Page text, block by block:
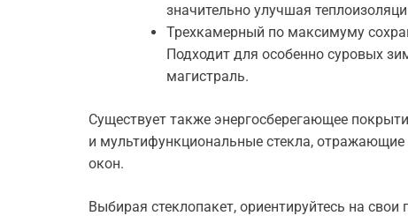
значительно улучшая
Трехкамерный по максимуму
Подходит для особенно суровых
магистраль.
Существует также энергосберегающее
и мультифункциональные стекла,
окон.
Выбирая стеклопакет, ориентируйтесь на